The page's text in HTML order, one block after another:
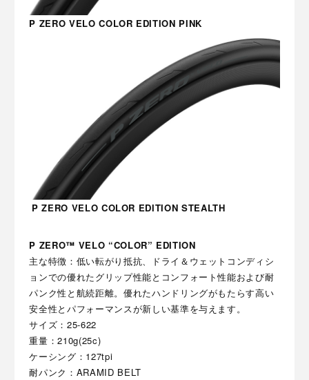
P ZERO VELO COLOR EDITION PINK
P ZERO VELO COLOR EDITION STEALTH
P ZERO™ VELO “COLOR” EDITION
主な特徴：低い転がり抵抗、ドライ＆ウェットコンディシ
ョンでの優れたグリップ性能とコンフォート性能および耐
パンク性と航続距離。優れたハンドリングがもたらす高い
安全性とパフォーマンスが新しい基準を与えます。
サイズ：25-622
重量：210g(25c)
ケーシング：127tpi
耐パンク：ARAMID BELT